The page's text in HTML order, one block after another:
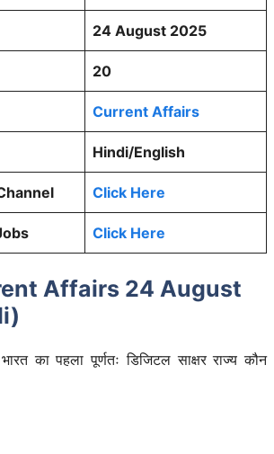
24 August 2025
20
Current Affairs
Hindi/English
Click Here
Click Here
Affairs 24 August
का पहला पूर्णतः डिजिटल साक्षर राज्य कौन